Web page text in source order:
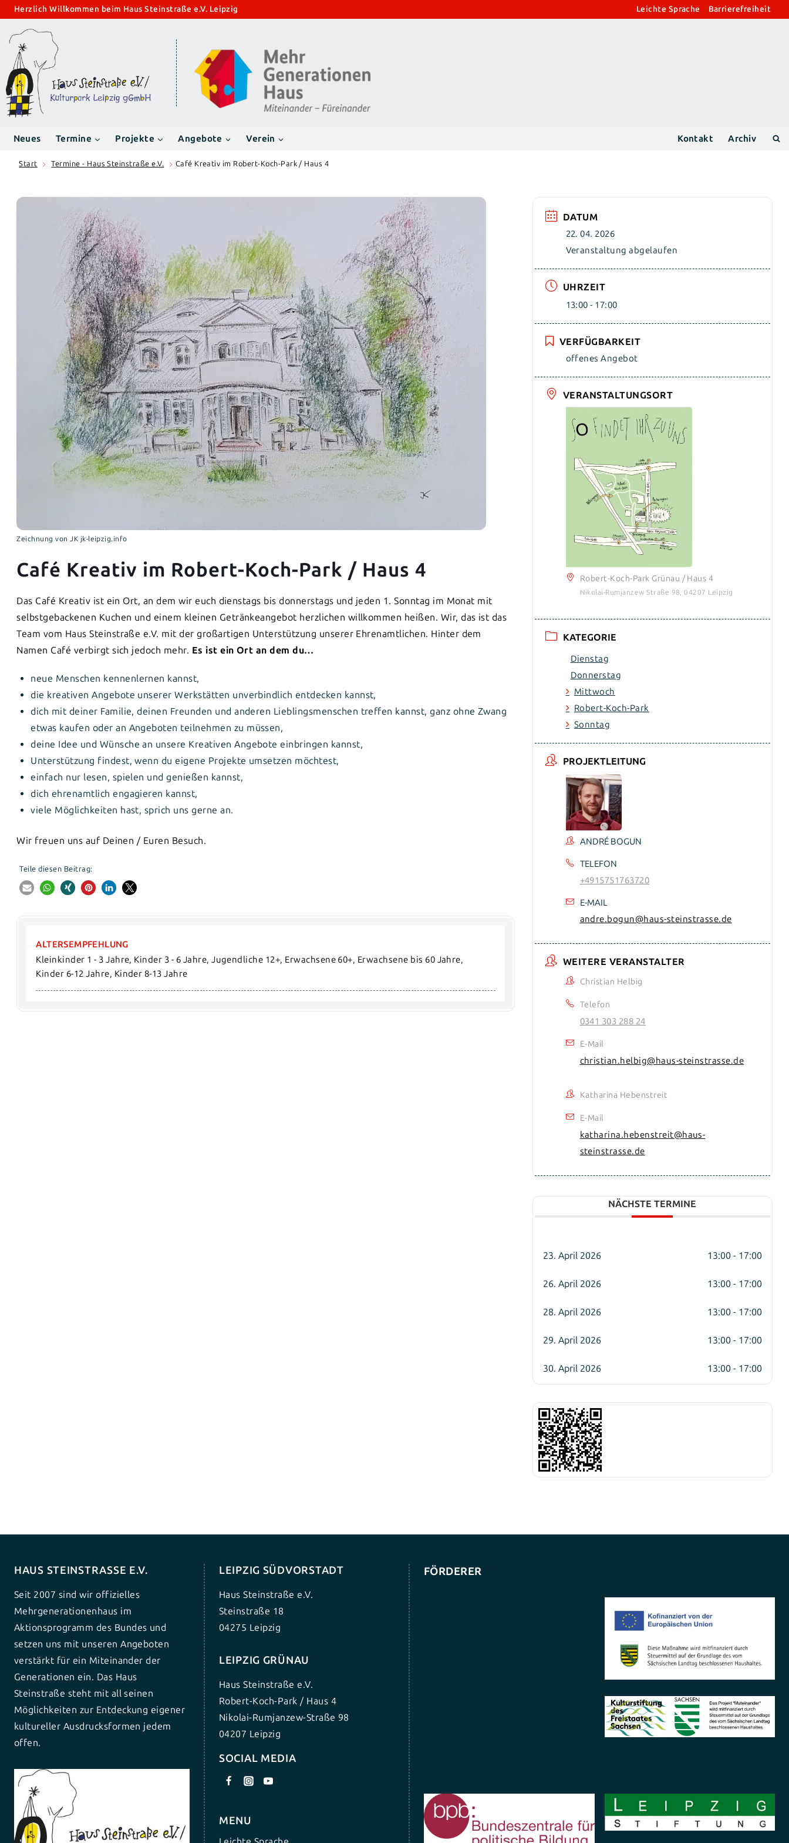
Zum
springen
Herzlich Willkommen beim Haus Steinstraße e.V. Leipzig Leichte Sprache Barrierefreiheit
Neues Termine Projekte Angebote Verein Kontakt Archiv
Start Termine - Haus Steinstraße e.V. Café Kreativ im Robert-Koch-Park / Haus 4
Zeichnung von JK jk-leipzig.info
Café Kreativ im Robert-Koch-Park / Haus 4
Das Café Kreativ ist ein Ort, an dem wir euch dienstags bis donnerstags und jeden 1. Sonntag im Monat mit
selbstgebackenen Kuchen und einem kleinen Getränkeangebot herzlichen willkommen heißen. Wir, das ist das
Team vom Haus Steinstraße e.V. mit der großartigen Unterstützung unserer Ehrenamtlichen. Hinter dem
Namen Café verbirgt sich jedoch mehr. Es ist ein Ort an dem du…
neue Menschen kennenlernen kannst,
die kreativen Angebote unserer Werkstätten unverbindlich entdecken kannst,
dich mit deiner Familie, deinen Freunden und anderen Lieblingsmenschen treffen kannst, ganz ohne Zwang
etwas kaufen oder an Angeboten teilnehmen zu müssen,
deine Idee und Wünsche an unsere Kreativen Angebote einbringen kannst,
Unterstützung findest, wenn du eigene Projekte umsetzen möchtest,
einfach nur lesen, spielen und genießen kannst,
dich ehrenamtlich engagieren kannst,
viele Möglichkeiten hast, sprich uns gerne an.
Wir freuen uns auf Deinen / Euren Besuch.
Teile diesen Beitrag:
ALTERSEMPFEHLUNG
Kleinkinder 1 - 3 Jahre, Kinder 3 - 6 Jahre, Jugendliche 12+, Erwachsene 60+, Erwachsene bis 60 Jahre,
Kinder 6-12 Jahre, Kinder 8-13 Jahre
DATUM
22. 04. 2026
Veranstaltung abgelaufen
UHRZEIT
13:00 - 17:00
VERFÜGBARKEIT
offenes Angebot
VERANSTALTUNGSORT
Robert-Koch-Park Grünau / Haus 4
Nikolai-Rumjanzew Straße 98, 04207 Leipzig
KATEGORIE
Dienstag
Donnerstag
Mittwoch
Robert-Koch-Park
Sonntag
PROJEKTLEITUNG
ANDRÉ BOGUN
TELEFON
+4915751763720
E-MAIL
andre.bogun@haus-steinstrasse.de
WEITERE VERANSTALTER
Christian Helbig
Telefon
0341 303 288 24
E-Mail
christian.helbig@haus-steinstrasse.de
Katharina Hebenstreit
E-Mail
katharina.hebenstreit@haus-
steinstrasse.de
NÄCHSTE TERMINE
23. April 2026 13:00 - 17:00
26. April 2026 13:00 - 17:00
28. April 2026 13:00 - 17:00
29. April 2026 13:00 - 17:00
30. April 2026 13:00 - 17:00
HAUS STEINSTRASSE E.V.
Seit 2007 sind wir offizielles
Mehrgenerationenhaus im
Aktionsprogramm des Bundes und
setzen uns mit unseren Angeboten
verstärkt für ein Miteinander der
Generationen ein. Das Haus
Steinstraße steht mit all seinen
Möglichkeiten zur Entdeckung eigener
kultureller Ausdrucksformen jedem
offen.
LEIPZIG SÜDVORSTADT
Haus Steinstraße e.V.
Steinstraße 18
04275 Leipzig
LEIPZIG GRÜNAU
Haus Steinstraße e.V.
Robert-Koch-Park / Haus 4
Nikolai-Rumjanzew-Straße 98
04207 Leipzig
SOCIAL MEDIA
MENU
FÖRDERER